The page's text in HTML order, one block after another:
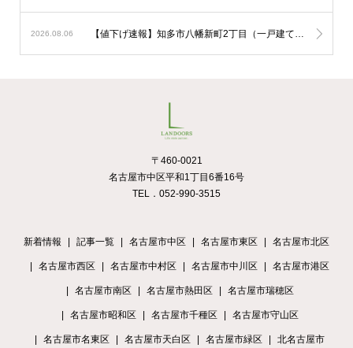
2026.08.06
〒460-0021
名古屋市中区平和1丁目6番16号
TEL．052-990-3515
新着情報 記事一覧 名古屋市中区 名古屋市東区 名古屋市北区
名古屋市西区 名古屋市中村区 名古屋市中川区 名古屋市港区
名古屋市南区 名古屋市熱田区 名古屋市瑞穂区
名古屋市昭和区 名古屋市千種区 名古屋市守山区
名古屋市名東区 名古屋市天白区 名古屋市緑区 北名古屋市